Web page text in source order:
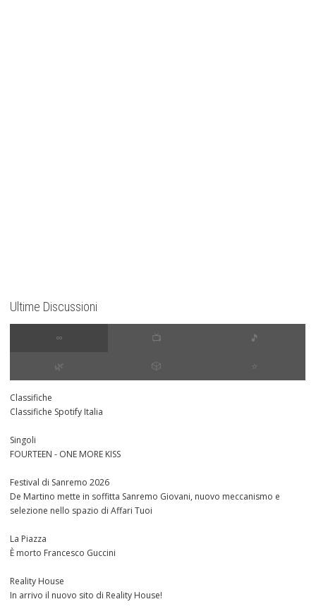
Ultime Discussioni
∞ 📺 🎵
🌿 🎲 ⭐️
Classifiche
Classifiche Spotify Italia
Singoli
FOURTEEN - ONE MORE KISS
Festival di Sanremo 2026
De Martino mette in soffitta Sanremo Giovani, nuovo meccanismo e
selezione nello spazio di Affari Tuoi
La Piazza
È morto Francesco Guccini
Reality House
In arrivo il nuovo sito di Reality House!